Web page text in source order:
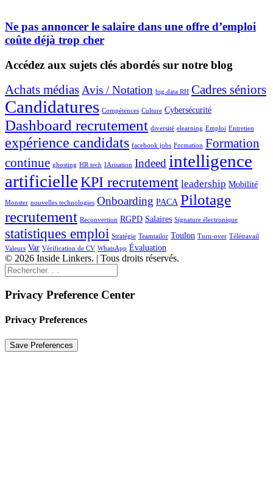
Ne pas annoncer le salaire dans une offre d’emploi
coûte déjà trop cher
Accédez aux sujets clés abordés sur notre blog
Achats médiasAvis / Notation big data RH Cadres séniors
Candidatures Compétences Culture Cybersécurité
Dashboard recrutement diversité elearning Emploi Entretien
expérience candidats facebook jobs Formation Formation
continue ghosting HR tech IArisation Indeedintelligence
artificielleKPI recrutement leadership Mobilité
Monster nouvelles technologies Onboarding PACA Pilotage
recrutement Reconvertion RGPD Salaires Signature électronique
statistiques emploi Stratégie Teamtailor Toulon Turn-over Télétravail
Valeurs Var Vérification de CV WhatsApp Évaluation
© 2026 Inside Linkers. | Tous droits réservés.
Privacy Preference Center
Privacy Preferences